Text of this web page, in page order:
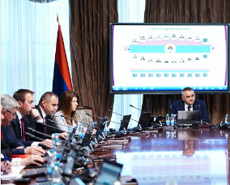
d
a
n
e
m
a
i
l